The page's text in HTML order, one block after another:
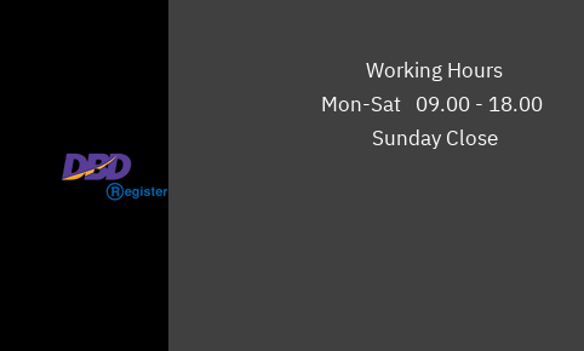
Working Hours
Mon-Sat 09.00 - 18.00
Sunday Close